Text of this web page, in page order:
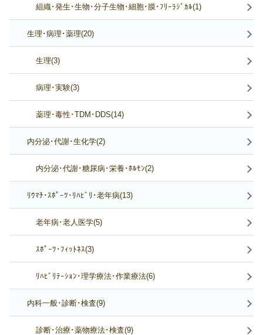
組織･発生･生物･分子生物･細胞･膜･ﾌﾘｰﾗｼﾞｶﾙ(1)
生理･病理･薬理(20)
生理(3)
病理･実験(3)
薬理･毒性･TDM･DDS(14)
内分泌･代謝･生化学(2)
内分泌･代謝･糖尿病･栄養･ﾎﾙﾓﾝ(2)
ﾘｳﾏﾁ･ｽﾎﾟｰﾂ･ﾘﾊﾋﾞﾘ･老年病(13)
老年病･老人医学(5)
ｽﾎﾟｰﾂ･ﾌｨｯﾄﾈｽ(3)
ﾘﾊﾋﾞﾘﾃｰｼｮﾝ･理学療法･作業療法(6)
内科一般･診断･検査(9)
診断･治療･薬物療法･検査(9)